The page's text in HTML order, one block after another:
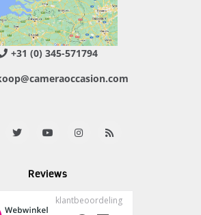
+31 (0) 345-571794
Reviews